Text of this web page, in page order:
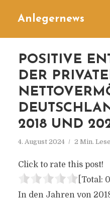
Anlegernews
POSITIVE
DER
2018 UND
4. August 2024 2 Min.
Click to rate this post!
[Total: 0
In den Jahren von